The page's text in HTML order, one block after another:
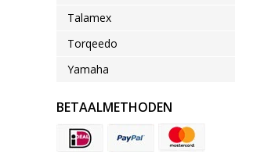
Talamex
Torqeedo
Yamaha
BETAALMETHODEN